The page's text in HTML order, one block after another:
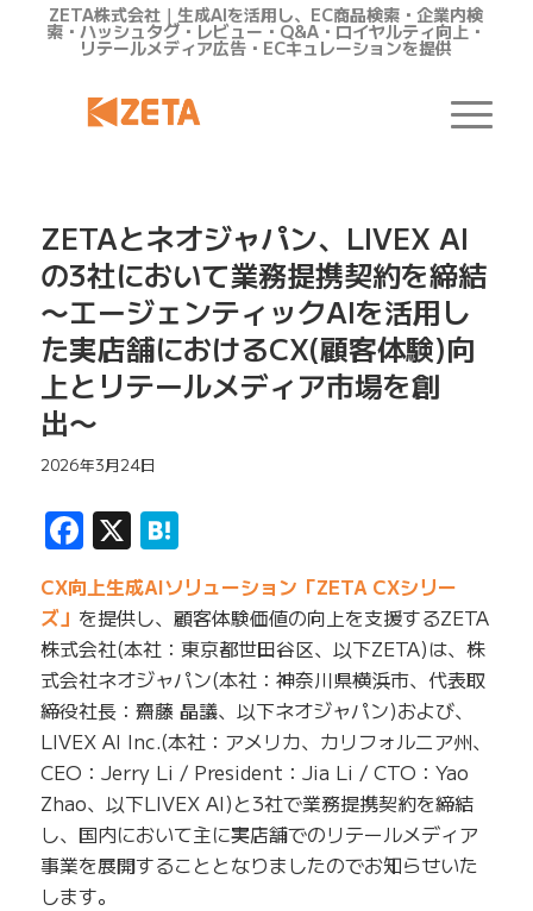
ZETA株式会社｜生成AIを活用し、EC商品検索・企業内検
索・ハッシュタグ・レビュー・Q&A・ロイヤルティ向上・
リテールメディア広告・ECキュレーションを提供
ZETAとネオジャパン、LIVEX AI
の3社において業務提携契約を締結
〜エージェンティックAIを活用し
た実店舗におけるCX(顧客体験)向
上とリテールメディア市場を創
出〜
2026年3月24日
Facebook
X Hatena
CX向上生成AIソリューション「ZETA CXシリー
ズ」 を提供し、顧客体験価値の向上を支援するZETA
株式会社(本社：東京都世田谷区、以下ZETA)は、株
式会社ネオジャパン(本社：神奈川県横浜市、代表取
締役社長：齋藤 晶議、以下ネオジャパン)および、
LIVEX AI Inc.(本社：アメリカ、カリフォルニア州、
CEO：Jerry Li / President：Jia Li / CTO：Yao
Zhao、以下LIVEX AI)と3社で業務提携契約を締結
し、国内において主に実店舗でのリテールメディア
事業を展開することとなりましたのでお知らせいた
します。